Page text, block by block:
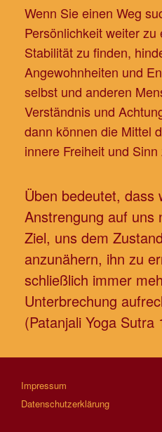
Wenn Sie einen Weg
Persönlichkeit weiter
Stabilität zu finden,
Angewohnheiten und
selbst und anderen
Verständnis und
dann können die Mittel
innere Freiheit und
Üben bedeutet, dass
Anstrengung auf uns
Ziel, uns dem
anzunähern, ihn zu
schließlich immer
Unterbrechung
(Patanjali Yoga Sutra
Impressum
Datenschutzerklärung